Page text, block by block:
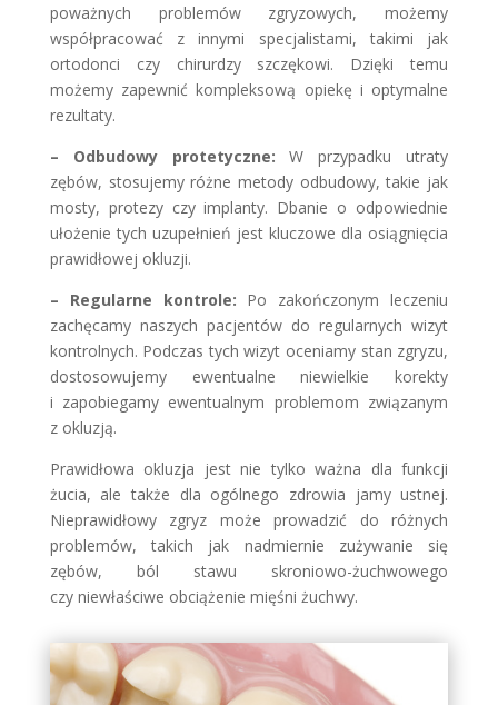
poważnych problemów zgryzowych, możemy
współpracować z innymi specjalistami, takimi jak
ortodonci czy chirurdzy szczękowi. Dzięki temu
możemy zapewnić kompleksową opiekę i optymalne
rezultaty.
– Odbudowy protetyczne: W przypadku utraty
zębów, stosujemy różne metody odbudowy, takie jak
mosty, protezy czy implanty. Dbanie o odpowiednie
ułożenie tych uzupełnień jest kluczowe dla osiągnięcia
prawidłowej okluzji.
– Regularne kontrole: Po zakończonym leczeniu
zachęcamy naszych pacjentów do regularnych wizyt
kontrolnych. Podczas tych wizyt oceniamy stan zgryzu,
dostosowujemy ewentualne niewielkie korekty
i zapobiegamy ewentualnym problemom związanym
z okluzją.
Prawidłowa okluzja jest nie tylko ważna dla funkcji
żucia, ale także dla ogólnego zdrowia jamy ustnej.
Nieprawidłowy zgryz może prowadzić do różnych
problemów, takich jak nadmiernie zużywanie się
zębów, ból stawu skroniowo-żuchwowego
czy niewłaściwe obciążenie mięśni żuchwy.